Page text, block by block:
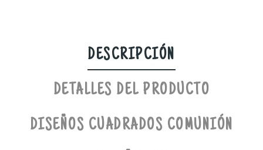
DESCRIPCIÓN
DETALLES DEL PRODUCTO
DISEÑOS CUADRADOS COMUNIÓN